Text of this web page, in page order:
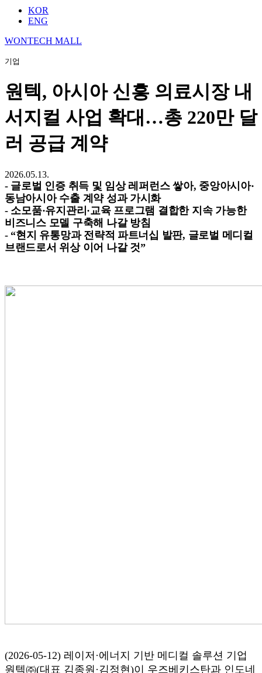
KOR
ENG
WONTECH MALL
기업
원텍, 아시아 신흥 의료시장 내
서지컬 사업 확대…총 220만 달
러 공급 계약
2026.05.13.
- 글로벌 인증 취득 및 임상 레퍼런스 쌓아, 중앙아시아·
동남아시아 수출 계약 성과 가시화
- 소모품·유지관리·교육 프로그램 결합한 지속 가능한
비즈니스 모델 구축해 나갈 방침
- “현지 유통망과 전략적 파트너십 발판, 글로벌 메디컬
브랜드로서 위상 이어 나갈 것”
(2026-05-12) 레이저·에너지 기반 메디컬 솔루션 기업
원텍㈜(대표 김종원·김정현)이 우즈베키스탄과 인도네